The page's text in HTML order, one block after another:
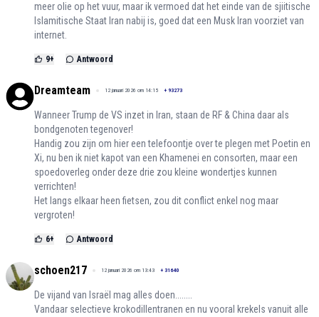
meer olie op het vuur, maar ik vermoed dat het einde van de sjiitische
Islamitische Staat Iran nabij is, goed dat een Musk Iran voorziet van
internet.
9+ Antwoord
Dreamteam 12 januari 2026 om 14:15 + 93273
Wanneer Trump de VS inzet in Iran, staan de RF & China daar als
bondgenoten tegenover!
Handig zou zijn om hier een telefoontje over te plegen met Poetin en
Xi, nu ben ik niet kapot van een Khamenei en consorten, maar een
spoedoverleg onder deze drie zou kleine wondertjes kunnen
verrichten!
Het langs elkaar heen fietsen, zou dit conflict enkel nog maar
vergroten!
6+ Antwoord
schoen217 12 januari 2026 om 13:43 + 31640
De vijand van Israël mag alles doen........
Vandaar selectieve krokodillentranen en nu vooral krekels vanuit alle